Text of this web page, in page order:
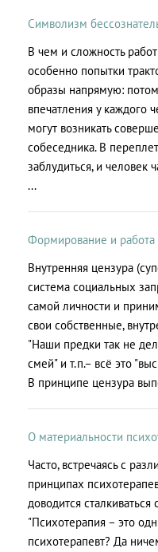
Символизм
В чем и сложность
особенно попытки
образы напрямую:
впечатления у каждого
могут возникать
собеседника. В
заблудиться, и человек
...
Формирование и работа
Внутренняя цензура
система социальных
самой личности и
свои собственные,
"Наши предки так не
смей" и т.п.– всё это
В принципе цензура
О материальности
Часто, встречаясь с
принципах
доводится
"Психотерапия – это
психотерапевт? Да